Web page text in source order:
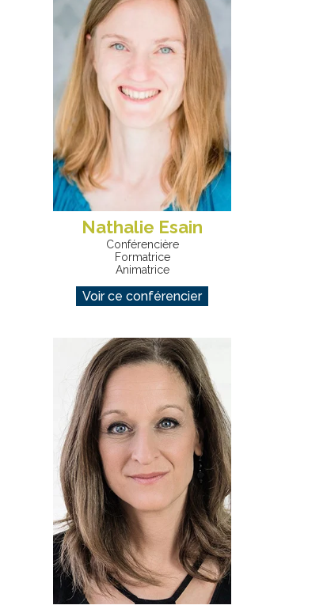
Nathalie Esain
Conférencière
Formatrice
Animatrice
Voir ce conférencier